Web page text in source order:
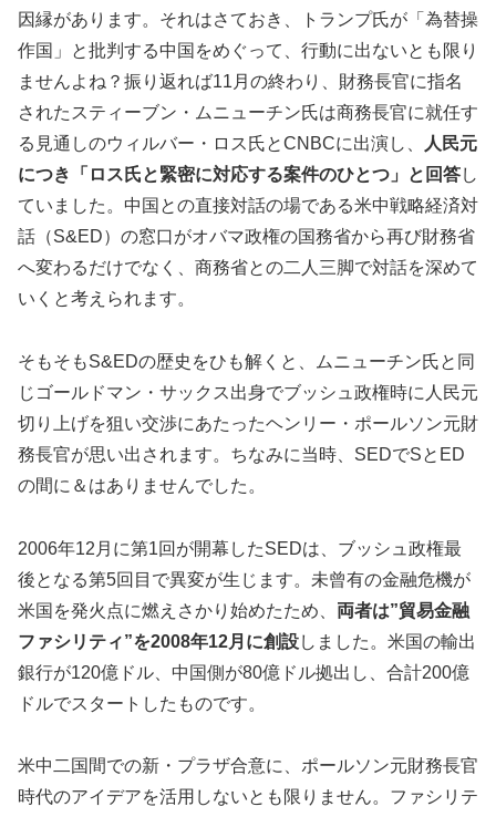
因縁があります。それはさておき、トランプ氏が「為替操
作国」と批判する中国をめぐって、行動に出ないとも限り
ませんよね？振り返れば11月の終わり、財務長官に指名
されたスティーブン・ムニューチン氏は商務長官に就任す
る見通しのウィルバー・ロス氏とCNBCに出演し、
人民元
につき「ロス氏と緊密に対応する案件のひとつ」と回答し
ていました。中国との直接対話の場である米中戦略経済対
話（S&ED）の窓口がオバマ政権の国務省から再び財務省
へ変わるだけでなく、商務省との二人三脚で対話を深めて
いくと考えられます。
そもそもS&EDの歴史をひも解くと、ムニューチン氏と同
じゴールドマン・サックス出身でブッシュ政権時に人民元
切り上げを狙い交渉にあたったヘンリー・ポールソン元財
務長官が思い出されます。ちなみに当時、SEDでSとED
の間に＆はありませんでした。
2006年12月に第1回が開幕したSEDは、ブッシュ政権最
後となる第5回目で異変が生じます。未曾有の金融危機が
米国を発火点に燃えさかり始めたため、 両者は”貿易金融
ファシリティ”を2008年12月に創設しました。米国の輸出
銀行が120億ドル、中国側が80億ドル拠出し、合計200億
ドルでスタートしたものです。
米中二国間での新・プラザ合意に、ポールソン元財務長官
時代のアイデアを活用しないとも限りません。ファシリテ